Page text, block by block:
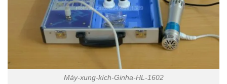
Máy-xung-kích-Ginha-HL-1602